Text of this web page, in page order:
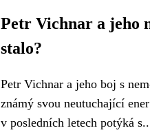
Petr Vichnar a jeho
stalo?
Petr Vichnar a jeho boj s
známý svou neutuchající
v posledních letech potýká